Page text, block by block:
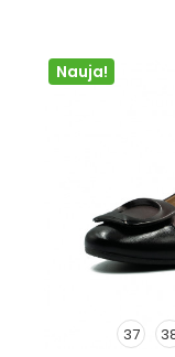
Nauja!
37